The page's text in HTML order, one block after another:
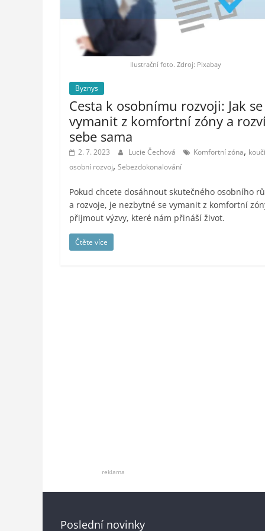
auto-
moto,
vesmír
Ilustrační foto. Zdroj: Pixabay
Byznys
Cesta k osobnímu rozvoji: Jak se
vymanit z komfortní zóny a
sebe sama
2. 7. 2023 Lucie Čechová Komfortní zóna,
osobní rozvoj, Sebezdokonalování
Pokud chcete dosáhnout skutečného osobního
a rozvoje, je nezbytné se vymanit z komfortní
přijmout výzvy, které nám přináší život.
Čtěte více
reklama
Poslední novinky